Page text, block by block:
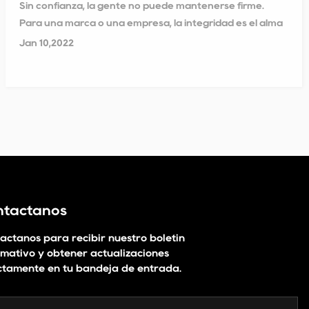
y es digna de crédito durante diez años
consecutivos"
Sin confianza, la gente no puede mantenerse firme.
Para una marca o una empresa, la integridad es el alma
Jan 10,2022
para recibir nuestro boletín
y obtener actualizaciones
en tu bandeja de entrada.